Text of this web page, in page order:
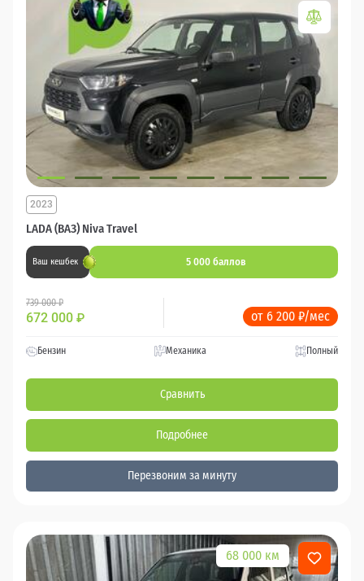
LADA (ВАЗ) Niva Travel
2023
Ваш кешбек 5 000 баллов
739 000 ₽
672 000 ₽ от 6 200 ₽/мес
Бензин Механика Полный
Сравнить
Подробнее
Перезвоним за минуту
68 000 км